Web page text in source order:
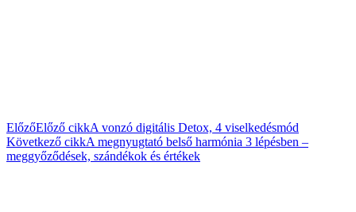
ElőzőElőző cikkA vonzó digitális Detox, 4 viselkedésmód
Következő cikkA megnyugtató belső harmónia 3 lépésben –
meggyőződések, szándékok és értékek